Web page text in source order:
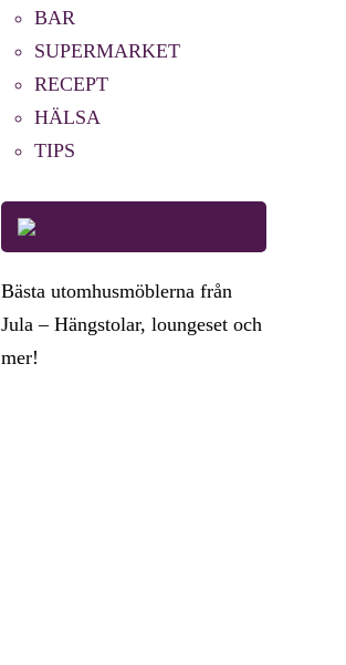
BAR
SUPERMARKET
RECEPT
HÄLSA
TIPS
Bästa utomhusmöblerna från
Jula – Hängstolar, loungeset och
mer!